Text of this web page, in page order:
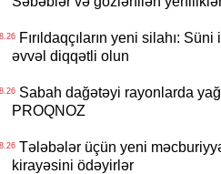
Fırıldaqçıların yeni silahı:
əvvəl diqqətli olun
Sabah dağətəyi rayonlarda
PROQNOZ
Tələbələr üçün yeni
kirayəsini ödəyirlər